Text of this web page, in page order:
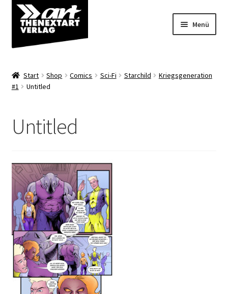
Zur
Navigation
springen
Zum
Inhalt
springen
Menü
Shop
Start Shop Comics Sci-Fi Starchild
Kriegsgeneration
#1
Untitled
Untitled